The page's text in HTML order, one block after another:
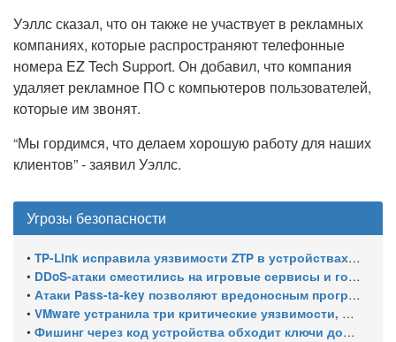
Уэллс сказал, что он также не участвует в рекламных
компаниях, которые распространяют телефонные
номера EZ Tech Support. Он добавил, что компания
удаляет рекламное ПО с компьютеров пользователей,
которые им звонят.
“Мы гордимся, что делаем хорошую работу для наших
клиентов” - заявил Уэллс.
Угрозы безопасности
• TP-Link исправила уязвимости ZTP в устройствах Omada
• DDoS-атаки сместились на игровые сервисы и госсектор, а каждая третья длится дольше суток
• Атаки Pass-ta-key позволяют вредоносным программам похищать синхронизированные ключи доступа Google
• VMware устранила три критические уязвимости, позволяющие обходить аутентификацию и выходить из виртуальной машины
• Фишинг через код устройства обходит ключи доступа Microsoft